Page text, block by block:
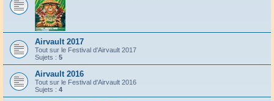
Airvault 2017
Tout sur le Festival d'Airvault 2017
Sujets : 5
Airvault 2016
Tout sur le Festival d'Airvault 2016
Sujets : 4